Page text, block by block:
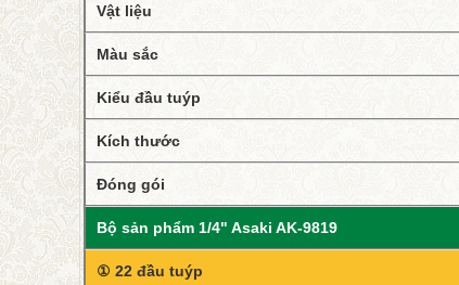
Vật liệu
Màu sắc
Kiểu đầu tuýp
Kích thước
Đóng gói
Bộ sản phẩm 1/4" Asaki AK-9819
① 22 đầu tuýp